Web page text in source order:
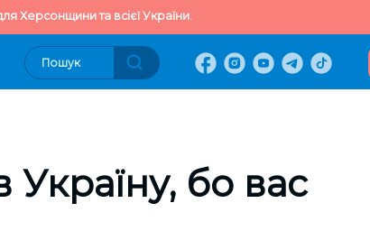
Херсонщини та всієї України.
бо вас